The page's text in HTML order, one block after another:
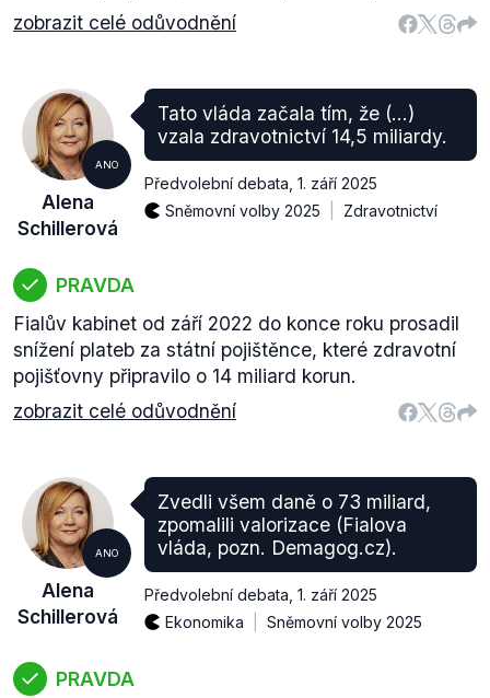
zobrazit celé odůvodnění
ANO
Alena
Schillerová
Tato vláda začala tím, že (...)
vzala zdravotnictví 14,5 miliardy.
Předvolební debata 1. září 2025
Sněmovní volby 2025
Zdravotnictví
PRAVDA
Fialův kabinet od září 2022 do konce roku prosadil
snížení plateb za státní pojištěnce, které zdravotní
pojišťovny připravilo o 14 miliard korun.
zobrazit celé odůvodnění
ANO
Alena
Schillerová
Zvedli všem daně o 73 miliard,
zpomalili valorizace (Fialova
vláda, pozn. Demagog.cz).
Předvolební debata 1. září 2025
Ekonomika
Sněmovní volby 2025
PRAVDA